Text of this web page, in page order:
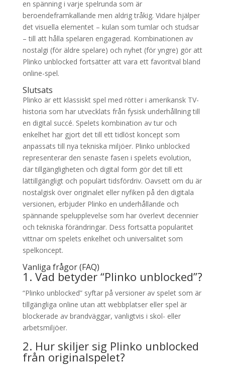
en spänning i varje spelrunda som är
beroendeframkallande men aldrig tråkig. Vidare hjälper
det visuella elementet – kulan som tumlar och studsar
– till att hålla spelaren engagerad. Kombinationen av
nostalgi (för äldre spelare) och nyhet (för yngre) gör att
Plinko unblocked fortsätter att vara ett favoritval bland
online-spel.
Slutsats
Plinko är ett klassiskt spel med rötter i amerikansk TV-
historia som har utvecklats från fysisk underhållning till
en digital succé. Spelets kombination av tur och
enkelhet har gjort det till ett tidlöst koncept som
anpassats till nya tekniska miljöer. Plinko unblocked
representerar den senaste fasen i spelets evolution,
där tillgängligheten och digital form gör det till ett
lättillgängligt och populärt tidsfördriv. Oavsett om du är
nostalgisk över originalet eller nyfiken på den digitala
versionen, erbjuder Plinko en underhållande och
spännande spelupplevelse som har överlevt decennier
och tekniska förändringar. Dess fortsatta popularitet
vittnar om spelets enkelhet och universalitet som
spelkoncept.
Vanliga frågor (FAQ)
1. Vad betyder “Plinko unblocked”?
“Plinko unblocked” syftar på versioner av spelet som är
tillgängliga online utan att webbplatser eller spel är
blockerade av brandväggar, vanligtvis i skol- eller
arbetsmiljöer.
2. Hur skiljer sig Plinko unblocked
från originalspelet?